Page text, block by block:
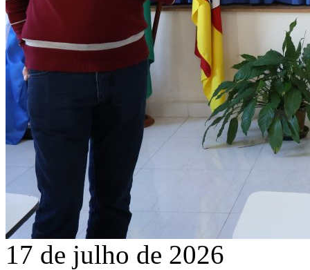
17 de julho de 2026